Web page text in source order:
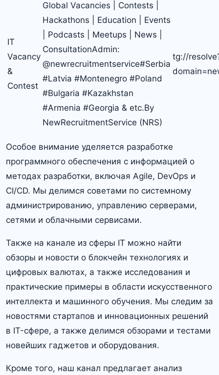
IT
Vacancy
&
Contest
Global Vacancies | Contests |
Hackathons | Education | Events
| Podcasts | Meetups | News |
ConsultationAdmin:
@newrecruitmentservice#Serbia
#Latvia #Montenegro #Poland
#Bulgaria #Kazakhstan
#Armenia #Georgia & etc.By
NewRecruitmentService (NRS)
tg://
Особое внимание уделяется разработке
программного обеспечения с информацией о
методах разработки, включая Agile, DevOps и
CI/CD. Мы делимся советами по системному
администрированию, управлению серверами,
сетями и облачными сервисами.
Также на канале из сферы IT можно найти
обзоры и новости о блокчейн технологиях и
цифровых валютах, а также исследования и
практические примеры в области искусственного
интеллекта и машинного обучения. Мы следим за
новостями стартапов и инновационных решений
в IT-сфере, а также делимся обзорами и тестами
новейших гаджетов и оборудования.
Кроме того, наш канал предлагает анализ